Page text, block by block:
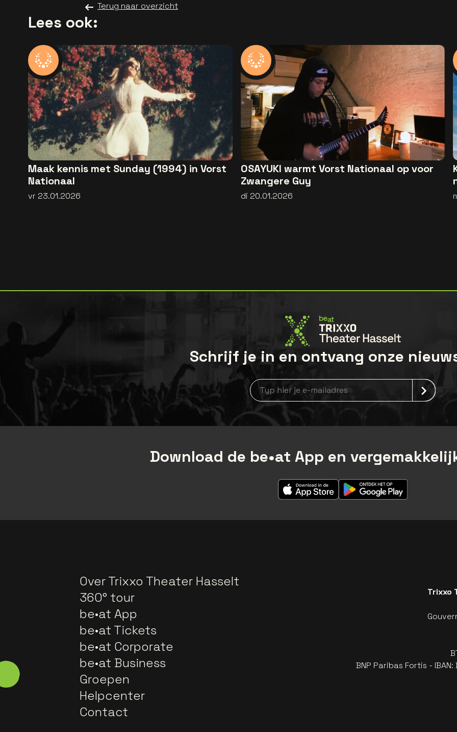
Terug naar overzicht
Lees ook:
Maak kennis met Sunday (1994) in Vorst
Nationaal
vr 23.01.2026
OSAYUKI warmt Vorst Nationaal op voor
Zwangere Guy
di 20.01.2026
Schrijf je in en ontvang onze
Nieuwsbrief aanmelding
Download de be•at App en
Over Trixxo Theater Hasselt
360° tour
be•at App
be•at Tickets
be•at Corporate
be•at Business
Groepen
Helpcenter
Contact
Trixxo
BNP Paribas Fortis -